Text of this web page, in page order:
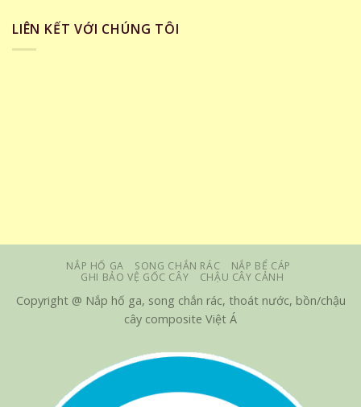
LIÊN KẾT VỚI CHÚNG TÔI
NẮP HỐ GA SONG CHẮN RÁC
NẮP BỂ CÁP
GHI BẢO VỆ GỐC CÂY
CHẬU CÂY CẢNH
Copyright @ Nắp hố ga, song chắn rác, thoát nước, bồn/chậu
cây composite Việt Á